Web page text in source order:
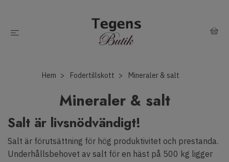
Hem Fodertillskott Mineraler & salt
Mineraler & salt
Salt är livsnödvändigt!
Salt är förutsättning för hög produktivitet och prestanda.
Underhållsbehovet av salt för en häst på 500 kg ligger